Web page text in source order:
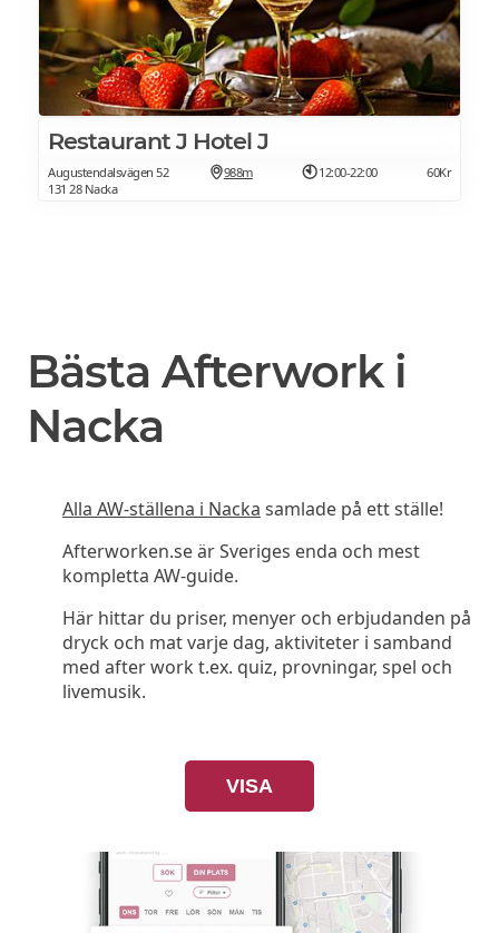
Restaurant J Hotel J
Augustendalsvägen 52
131 28 Nacka
988m 12:00-22:00 60Kr
Bästa Afterwork i
Nacka
Alla AW-ställena i Nacka samlade på ett ställe!
Afterworken.se är Sveriges enda och mest
kompletta AW-guide.
Här hittar du priser, menyer och erbjudanden på
dryck och mat varje dag, aktiviteter i samband
med after work t.ex. quiz, provningar, spel och
livemusik.
VISA